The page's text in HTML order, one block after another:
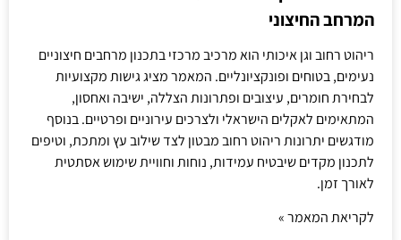
המרחב החיצוני
ריהוט רחוב וגן איכותי הוא מרכיב מרכזי בתכנון מרחבים חיצוניים
נעימים, בטוחים ופונקציונליים. המאמר מציג גישות מקצועיות
לבחירת חומרים, עיצובים ופתרונות הצללה, ישיבה ואחסון,
המתאימים לאקלים הישראלי ולצרכים עירוניים ופרטיים. בנוסף
מודגשים יתרונות ריהוט רחוב מבטון לצד שילוב עץ ומתכת, וטיפים
לתכנון מקדים שיבטיח עמידות, נוחות וחוויית שימוש אסתטית
לאורך זמן.
לקריאת המאמר »